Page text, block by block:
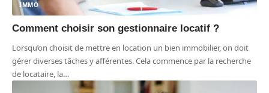
IMMO
Comment choisir son gestionnaire locatif ?
Lorsqu’on choisit de mettre en location un bien immobilier, on doit
gérer diverses tâches y afférentes. Cela commence par la recherche
de locataire, la…